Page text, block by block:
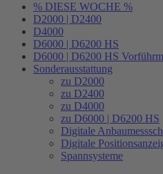
% DIESE WOCHE %
D2000 | D2400
D4000
D6000 | D6200 HS
D6000 | D6200 HS
Sonderausstattung
zu D2000
zu D2400
zu D4000
zu D6000 | D6200 HS
Digitale
Digitale
Spannsysteme